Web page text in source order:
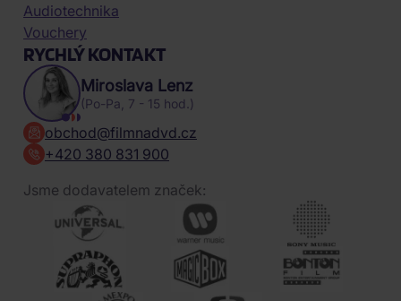
Audiotechnika
Vouchery
RYCHLÝ KONTAKT
Miroslava Lenz
(Po-Pa, 7 - 15 hod.)
obchod@filmnadvd.cz
+420 380 831 900
Jsme dodavatelem značek: